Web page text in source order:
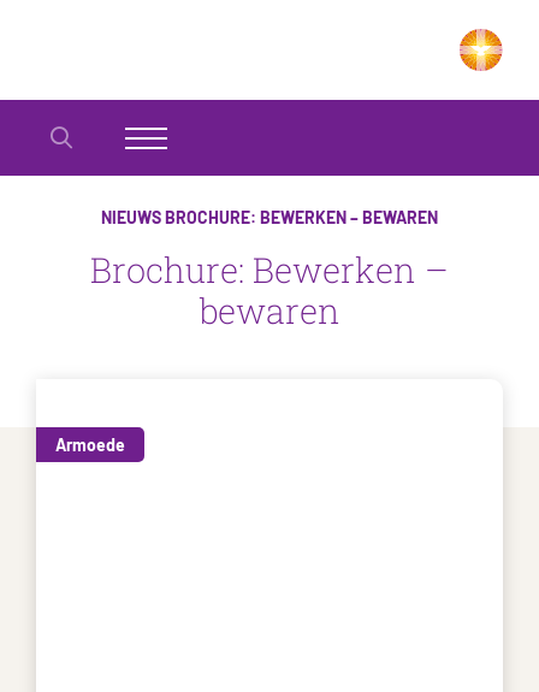
NIEUWSBROCHURE: BEWERKEN – BEWAREN
Brochure: Bewerken –
bewaren
Armoede